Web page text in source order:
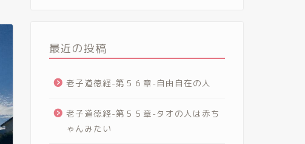
最近の投稿
老子道徳経-第５６章-自由自在の人
老子道徳経-第５５章-タオの人は赤ち
ゃんみたい